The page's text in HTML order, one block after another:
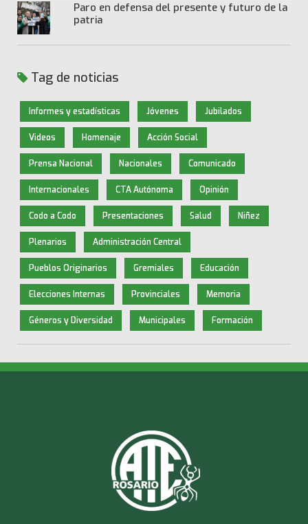
Paro en defensa del presente y futuro de la
patria
Tag de noticias
Informes y estadísticas Jóvenes Jubilados
Videos Homenaje Acción Social
Prensa Nacional Nacionales Comunicado
Internacionales CTA Autónoma Opinión
Codo a Codo Presentaciones Salud Niñez
Plenarios Administración Central
Pueblos Originarios Gremiales Educación
Elecciones Internas Provinciales Memoria
Géneros y Diversidad Municipales Formación